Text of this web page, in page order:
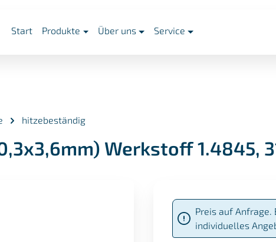
Start
Produkte Über uns Service
hitzebeständig
Werkstoff 1.4845,
Preis auf
individuelles